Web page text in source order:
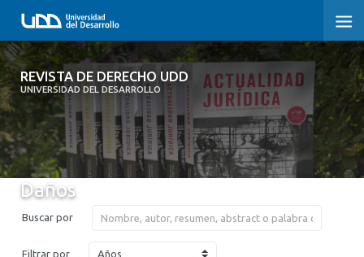
REVISTA DE DERECHO UDD
UNIVERSIDAD DEL DESARROLLO
REVISTA DE DERECHO UDD
INICIO
ACERCA DE LA REVISTA
EDICIONES ANTERIORES
CONVOCATORIA
Daños
Buscar por
Filtrar por Años